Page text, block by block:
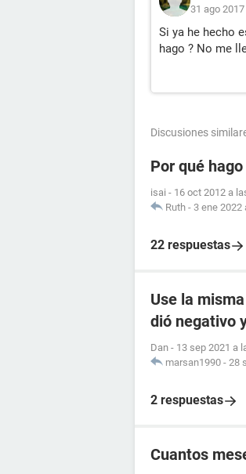
31 ago
Si ya he hecho
hago ? No me
Discusiones
Por qué
isai - 16 oct 2012 a
Ruth - 3 ene 2022
22 respuestas
Use la
dió negativo
Dan - 13 sep 2021 a
marsan1990 - 28
2 respuestas
Cuantos